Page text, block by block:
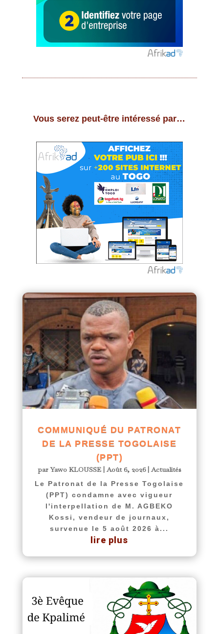
Vous serez peut-être intéressé par…
COMMUNIQUÉ DU PATRONAT
DE LA PRESSE TOGOLAISE
(PPT)
parYawo KLOUSSE|Août 6, 2026|Actualités
Le Patronat de la Presse Togolaise
(PPT) condamne avec vigueur
l'interpellation de M. AGBEKO
Kossi, vendeur de journaux,
survenue le 5 août 2026 à...
lire plus